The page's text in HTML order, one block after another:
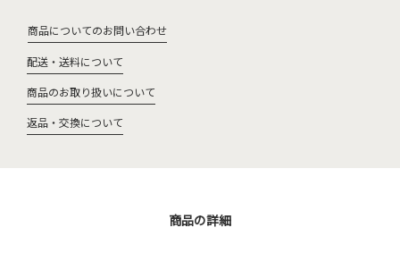
商品についてのお問い合わせ
配送・送料について
商品のお取り扱いについて
返品・交換について
商品の詳細